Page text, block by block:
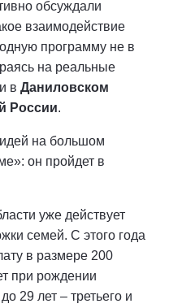
обсуждали
взаимодействие
программу не в
на реальные
в Даниловском
России.
на большом
он пройдет в
уже действует
семей. С этого года
в размере 200
при рождении
29 лет – третьего и